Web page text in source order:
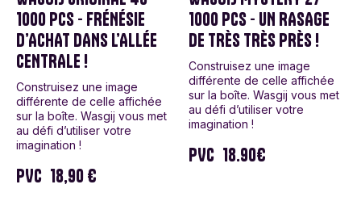
1000 PCS - FRÉNÉSIE
D’ACHAT DANS L’ALLÉE
CENTRALE !
Construisez une image
différente de celle affichée
sur la boîte. Wasgij vous met
au défi d’utiliser votre
imagination !
PVC 18,90 €
1000 PCS - UN RASAGE
DE TRÈS TRÈS PRÈS !
Construisez une image
différente de celle affichée
sur la boîte. Wasgij vous met
au défi d’utiliser votre
imagination !
PVC 18.90€